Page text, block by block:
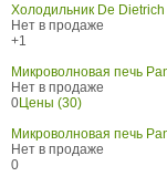
Холодильник De
Нет в продаже
+1
Микроволновая печь
Нет в продаже
0Цены (30)
Микроволновая печь
Нет в продаже
0